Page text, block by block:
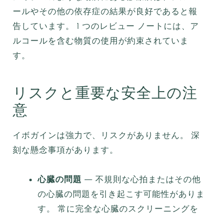
ールやその他の依存症の結果が良好であると報
告しています。 1 つのレビュー ノートには、ア
ルコールを含む物質の使用が約束されていま
す。
リスクと重要な安全上の注
意
イボガインは強力で、リスクがありません。 深
刻な懸念事項があります。
心臓の問題 — 不規則な心拍またはその他
の心臓の問題を引き起こす可能性がありま
す。 常に完全な心臓のスクリーニングを